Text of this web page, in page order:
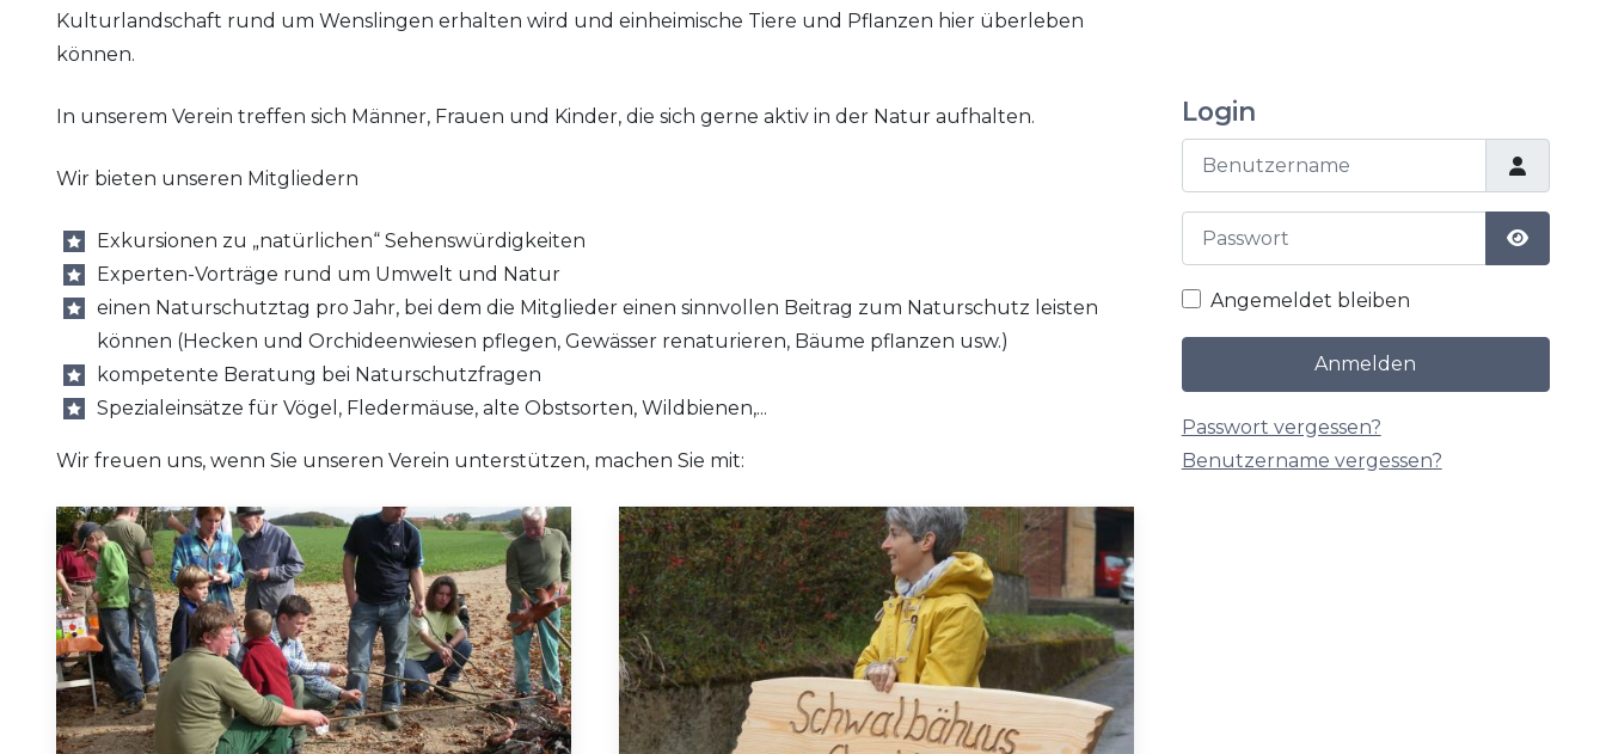
Login
Benutzername
Passwort
Angemeldet bleiben
Anmelden
Passwort vergessen?
Benutzername vergessen?
Kulturlandschaft rund um Wenslingen erhalten wird und einheimische Tiere und Pflanzen hier überleben
können.
In unserem Verein treffen sich Männer, Frauen und Kinder, die sich gerne aktiv in der Natur aufhalten.
Wir bieten unseren Mitgliedern
Exkursionen zu „natürlichen“ Sehenswürdigkeiten
Experten-Vorträge rund um Umwelt und Natur
einen Naturschutztag pro Jahr, bei dem die Mitglieder einen sinnvollen Beitrag zum Naturschutz leisten
können (Hecken und Orchideenwiesen pflegen, Gewässer renaturieren, Bäume pflanzen usw.)
kompetente Beratung bei Naturschutzfragen
Spezialeinsätze für Vögel, Fledermäuse, alte Obstsorten, Wildbienen,...
Wir freuen uns, wenn Sie unseren Verein unterstützen, machen Sie mit: